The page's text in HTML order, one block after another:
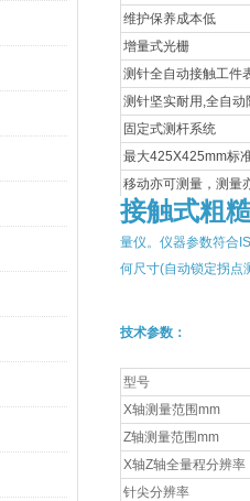
维护保养成本低
增量式光栅
测针全自动接触工件
测针坚实耐用,全自动
固定式测杆系统
最大425X425mm标
移动亦可测量，测量
接触式粗
量仪。仪器参数符合
何尺寸(自动锁定拐点
技术参数：
型号
X轴测量范围mm
Z轴测量范围mm
X轴Z轴全量程分辨率
针尖分辨率